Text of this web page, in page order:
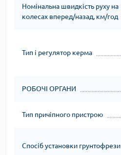
Номінальна швидкість руху на
колесах вперед/назад, км/год
Тип і регулятор керма
РОБОЧІ ОРГАНИ
Тип причіпного пристрою
Спосіб установки грунтофрези